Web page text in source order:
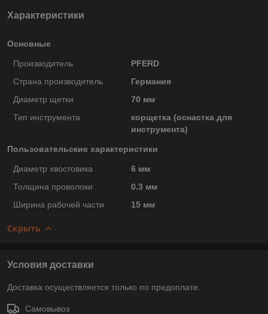
Характеристики
Основные
Производитель
PFERD
Страна производитель
Германия
Диаметр щетки
70 мм
Тип инструмента
корщетка (оснастка для
инструмента)
Пользовательские характеристики
Диаметр хвостовика
6 мм
Толщина проволоки
0.3 мм
Ширина рабочей части
15 мм
Скрыть
Условия доставки
Доставка осуществляется только по предоплате.
Самовывоз